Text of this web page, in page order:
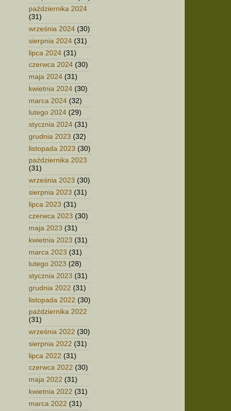
października 2024
(31)
września 2024 (30)
sierpnia 2024 (31)
lipca 2024 (31)
czerwca 2024 (30)
maja 2024 (31)
kwietnia 2024 (30)
marca 2024 (32)
lutego 2024 (29)
stycznia 2024 (31)
grudnia 2023 (32)
listopada 2023 (30)
października 2023
(31)
września 2023 (30)
sierpnia 2023 (31)
lipca 2023 (31)
czerwca 2023 (30)
maja 2023 (31)
kwietnia 2023 (31)
marca 2023 (31)
lutego 2023 (28)
stycznia 2023 (31)
grudnia 2022 (31)
listopada 2022 (30)
października 2022
(31)
września 2022 (30)
sierpnia 2022 (31)
lipca 2022 (31)
czerwca 2022 (30)
maja 2022 (31)
kwietnia 2022 (31)
marca 2022 (31)